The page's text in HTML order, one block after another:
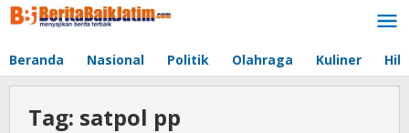
Lewati
ke
Beranda Nasional Politik Olahraga Kuliner
Tag: satpol pp